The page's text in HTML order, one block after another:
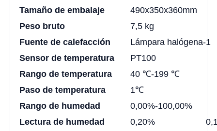
Tamaño de embalaje
490x350x360mm
Peso bruto
7,5 kg
Fuente de calefacción
Lámpara halógena-1
Sensor de temperatura
PT100
Rango de temperatura
40 ℃-199 ℃
Paso de temperatura
1℃
Rango de humedad
0,00%-100,00%
Lectura de humedad
0,20%